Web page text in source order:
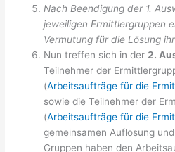
Nach Beendigung der 1.
jeweiligen Ermittlergruppen
Vermutung für die Lösung
Nun treffen sich in der2.
Teilnehmer der
(Arbeitsaufträge für die
sowie die Teilnehmer der
(Arbeitsaufträge für die
gemeinsamen Auflösung
Gruppen haben den